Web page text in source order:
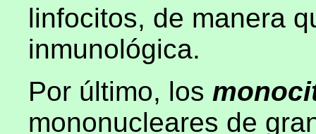
linfocitos, de manera
inmunológica.
Por último, los
mononucleares de